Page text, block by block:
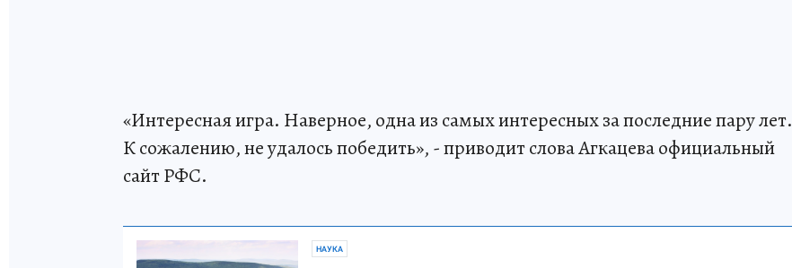
«Интересная игра. Наверное, одна из самых интересных за последние пару лет.
К сожалению, не удалось победить», - приводит слова Агкацева официальный
сайт РФС.
НАУКА